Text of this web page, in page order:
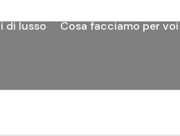
di lusso Cosa facciamo per voi